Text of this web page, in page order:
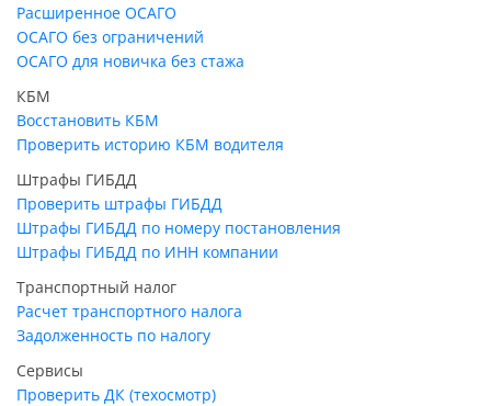
Расширенное ОСАГО
ОСАГО без ограничений
ОСАГО для новичка без стажа
КБМ
Восстановить КБМ
Проверить историю КБМ водителя
Штрафы ГИБДД
Проверить штрафы ГИБДД
Штрафы ГИБДД по номеру постановления
Штрафы ГИБДД по ИНН компании
Транспортный налог
Расчет транспортного налога
Задолженность по налогу
Сервисы
Проверить ДК (техосмотр)